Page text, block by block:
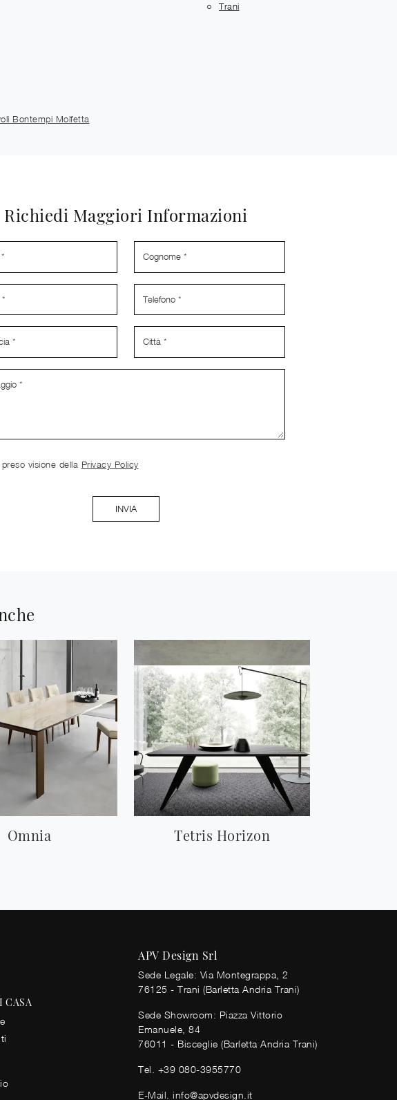
Trani
Bontempi Molfetta
Richiedi Maggiori Informazioni
visione della Privacy Policy
INVIA
Omnia Tetris Horizon
CASA
APV Design Srl
Sede Legale: Via Montegrappa, 2
76125 - Trani (Barletta Andria Trani)
Sede Showroom: Piazza Vittorio
Emanuele, 84
76011 - Bisceglie (Barletta Andria Trani)
Tel. +39 080-3955770
E-Mail. info@apvdesign.it